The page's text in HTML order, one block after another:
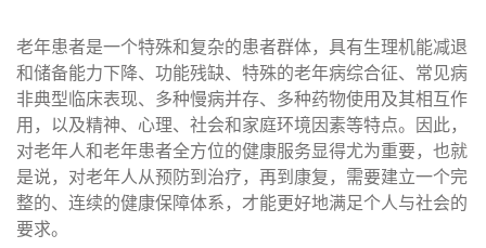
老年患者是一个特殊和复杂的患者群体，具有生理机能减退
和储备能力下降、功能残缺、特殊的老年病综合征、常见病
非典型临床表现、多种慢病并存、多种药物使用及其相互作
用，以及精神、心理、社会和家庭环境因素等特点。因此，
对老年人和老年患者全方位的健康服务显得尤为重要，也就
是说，对老年人从预防到治疗，再到康复，需要建立一个完
整的、连续的健康保障体系，才能更好地满足个人与社会的
要求。